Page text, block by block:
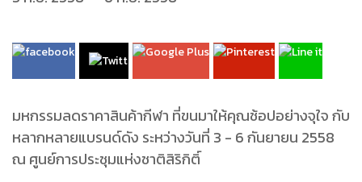
มหกรรมลดราคาสินค้ากีฬา ที่ขนมาให้คุณช้อปอย่างจุใจ กับ
หลากหลายแบรนด์ดัง ระหว่างวันที่ 3 - 6 กันยายน 2558
ณ ศูนย์การประชุมแห่งชาติสิริกิติ์